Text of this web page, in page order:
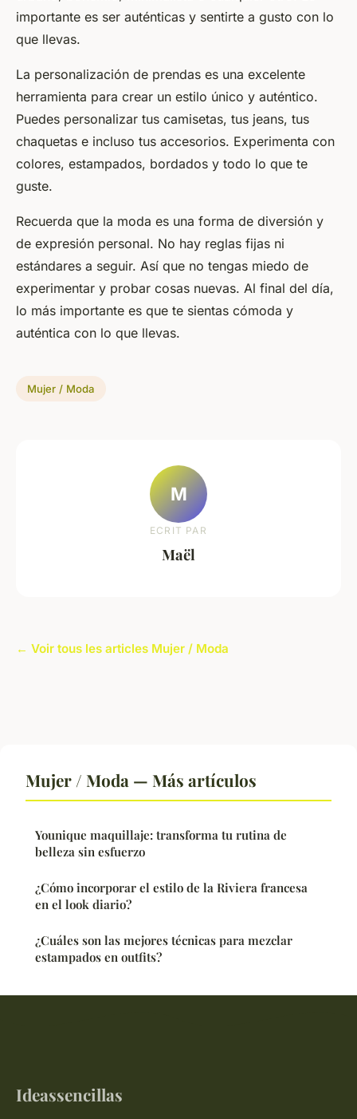
importante es ser auténticas y sentirte a gusto con lo
que llevas.
La personalización de prendas es una excelente
herramienta para crear un estilo único y auténtico.
Puedes personalizar tus camisetas, tus jeans, tus
chaquetas e incluso tus accesorios. Experimenta con
colores, estampados, bordados y todo lo que te
guste.
Recuerda que la moda es una forma de diversión y
de expresión personal. No hay reglas fijas ni
estándares a seguir. Así que no tengas miedo de
experimentar y probar cosas nuevas. Al final del día,
lo más importante es que te sientas cómoda y
auténtica con lo que llevas.
Mujer / Moda
M
ECRIT PAR
Maël
← Voir tous les articles Mujer / Moda
Mujer / Moda — Más artículos
Younique maquillaje: transforma tu rutina de
belleza sin esfuerzo
¿Cómo incorporar el estilo de la Riviera francesa
en el look diario?
¿Cuáles son las mejores técnicas para mezclar
estampados en outfits?
Ideassencillas